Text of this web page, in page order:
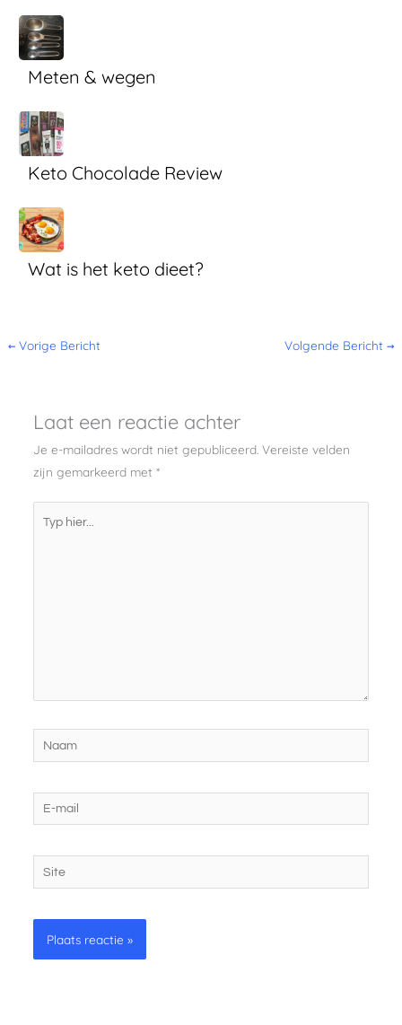
Meten & wegen
Keto Chocolade Review
Wat is het keto dieet?
← Vorige Bericht Volgende Bericht →
Laat een reactie achter
Je e-mailadres wordt niet gepubliceerd. Vereiste velden
zijn gemarkeerd met *
Naam
mail
Site